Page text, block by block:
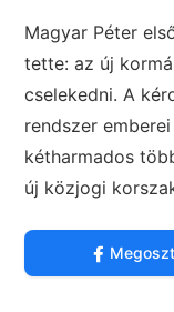
Magyar Péter
tette: az új
cselekedni. A
rendszer
kétharmados
új közjogi